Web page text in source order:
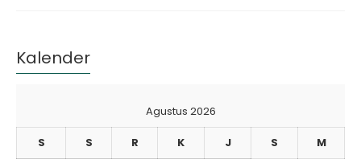
Kalender
Agustus 2026
S S R K J S
M